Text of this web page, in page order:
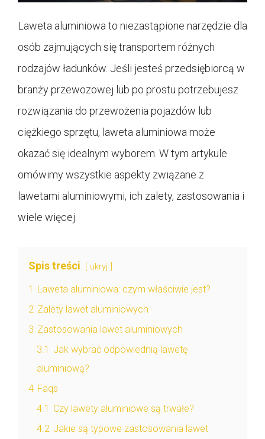
Laweta aluminiowa to niezastąpione narzędzie dla
osób zajmujących się transportem różnych
rodzajów ładunków. Jeśli jesteś przedsiębiorcą w
branży przewozowej lub po prostu potrzebujesz
rozwiązania do przewożenia pojazdów lub
ciężkiego sprzętu, laweta aluminiowa może
okazać się idealnym wyborem. W tym artykule
omówimy wszystkie aspekty związane z
lawetami aluminiowymi, ich zalety, zastosowania i
wiele więcej.
Spis treści ukryj
1 Laweta aluminiowa: czym właściwie jest?
2 Zalety lawet aluminiowych
3 Zastosowania lawet aluminiowych
3.1 Jak wybrać odpowiednią lawetę
aluminiową?
4 Faqs
4.1 Czy lawety aluminiowe są trwałe?
4.2 Jakie są typowe zastosowania lawet